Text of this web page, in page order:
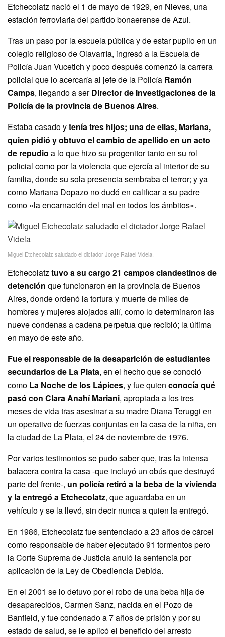
Etchecolatz nació el 1 de mayo de 1929, en Nieves, una
estación ferroviaria del partido bonaerense de Azul.
Tras un paso por la escuela pública y de estar pupilo en un
colegio religioso de Olavarría, ingresó a la Escuela de
Policía Juan Vucetich y poco después comenzó la carrera
policial que lo acercaría al jefe de la Policía Ramón
Camps, llegando a serDirector de Investigaciones de la
Policía de la provincia de Buenos Aires.
Estaba casado ytenía tres hijos; una de ellas, Mariana,
quien pidió y obtuvo el cambio de apellido en un acto
de repudio a lo que hizo su progenitor tanto en su rol
policial como por la violencia que ejercía al interior de su
familia, donde su sola presencia sembraba el terror; y ya
como Mariana Dopazo no dudó en calificar a su padre
como «la encarnación del mal en todos los ámbitos».
Miguel Etchecolatz saludado el dictador Jorge Rafael Videla.
Etchecolatztuvo a su cargo 21 campos clandestinos de
detención que funcionaron en la provincia de Buenos
Aires, donde ordenó la tortura y muerte de miles de
hombres y mujeres alojados allí, como lo determinaron las
nueve condenas a cadena perpetua que recibió; la última
en mayo de este año.
Fue el responsable de la desaparición de estudiantes
secundarios de La Plata, en el hecho que se conoció
como La Noche de los Lápices, y fue quien conocía qué
pasó con Clara Anahí Mariani, apropiada a los tres
meses de vida tras asesinar a su madre Diana Teruggi en
un operativo de fuerzas conjuntas en la casa de la niña, en
la ciudad de La Plata, el 24 de noviembre de 1976.
Por varios testimonios se pudo saber que, tras la intensa
balacera contra la casa -que incluyó un obús que destruyó
parte del frente-, un policía retiró a la beba de la vivienda
y la entregó a Etchecolatz, que aguardaba en un
vehículo y se la llevó, sin decir nunca a quien la entregó.
En 1986, Etchecolatz fue sentenciado a 23 años de cárcel
como responsable de haber ejecutado 91 tormentos pero
la Corte Suprema de Justicia anuló la sentencia por
aplicación de la Ley de Obediencia Debida.
En el 2001 se lo detuvo por el robo de una beba hija de
desaparecidos, Carmen Sanz, nacida en el Pozo de
Banfield, y fue condenado a 7 años de prisión y por su
estado de salud, se le aplicó el beneficio del arresto